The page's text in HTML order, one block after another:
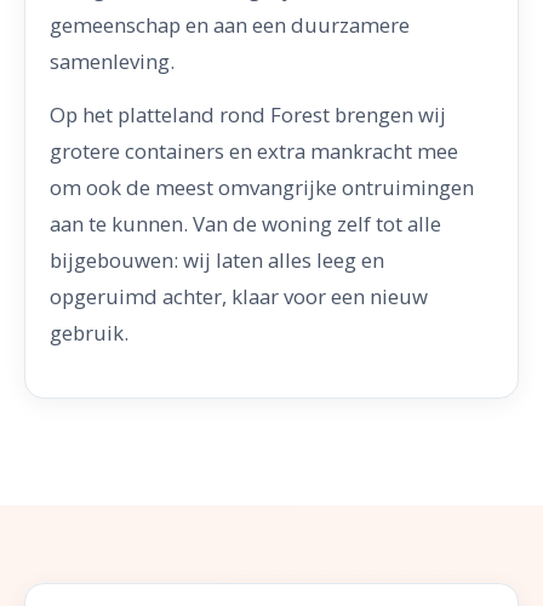
gemeenschap en aan een duurzamere
samenleving.
Op het platteland rond Forest brengen wij
grotere containers en extra mankracht mee
om ook de meest omvangrijke ontruimingen
aan te kunnen. Van de woning zelf tot alle
bijgebouwen: wij laten alles leeg en
opgeruimd achter, klaar voor een nieuw
gebruik.